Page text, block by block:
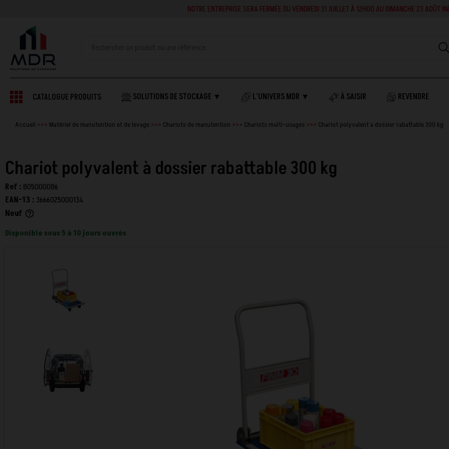
NOTRE ENTREPRISE SERA FERMÉE DU VENDREDI 31 JUILLET À 12H00 AU DIMANCHE 23 AOÛT INCLUS. EN
CATALOGUE PRODUITS SOLUTIONS DE STOCKAGE ▼ L'UNIVERS MDR ▼ À SAISIR REVENDRE
Accueil Matériel de manutention et de levage Chariots de manutention Chariots multi-usages Chariot polyvalent à dossier rabattable 300 kg
Chariot polyvalent à dossier rabattable 300 kg
Ref : 805000086
EAN-13 : 3666025000134
Neuf help_outline
Disponible sous 5 à 10 jours ouvrés